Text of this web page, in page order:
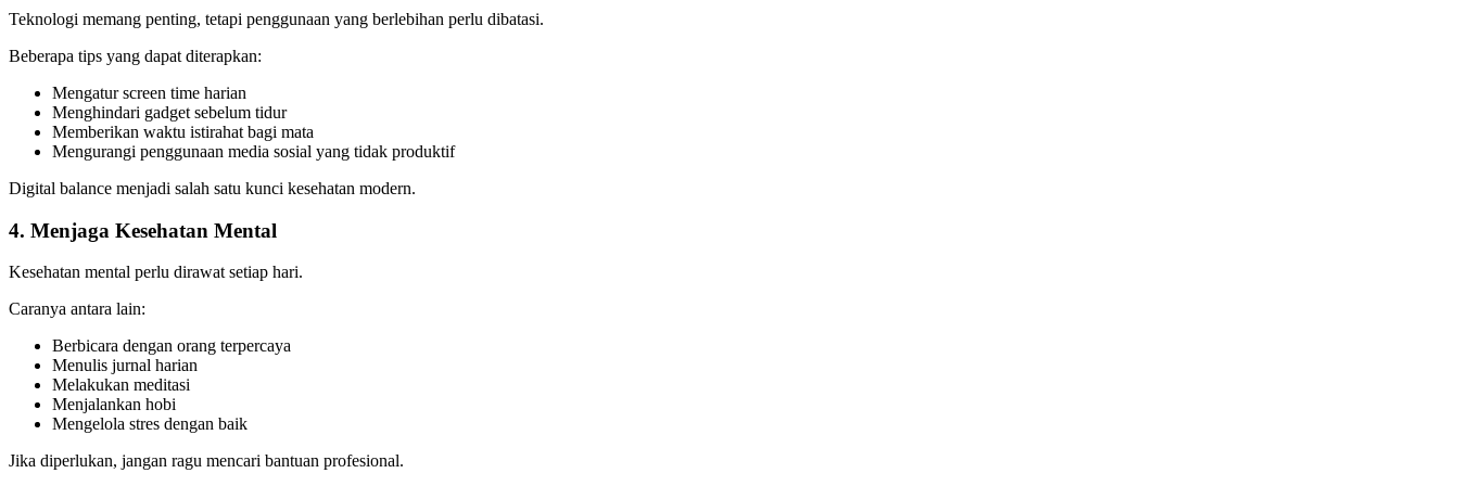
Teknologi memang penting, tetapi penggunaan yang berlebihan perlu dibatasi.
Beberapa tips yang dapat diterapkan:
Mengatur screen time harian
Menghindari gadget sebelum tidur
Memberikan waktu istirahat bagi mata
Mengurangi penggunaan media sosial yang tidak produktif
Digital balance menjadi salah satu kunci kesehatan modern.
4. Menjaga Kesehatan Mental
Kesehatan mental perlu dirawat setiap hari.
Caranya antara lain:
Berbicara dengan orang terpercaya
Menulis jurnal harian
Melakukan meditasi
Menjalankan hobi
Mengelola stres dengan baik
Jika diperlukan, jangan ragu mencari bantuan profesional.